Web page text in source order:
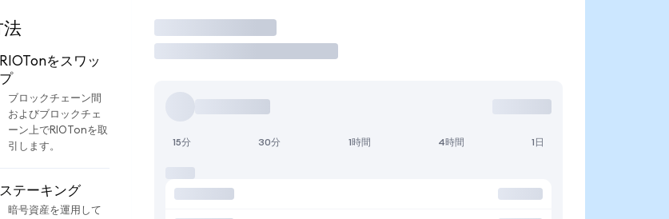
をスワッ
ブロックチェーン間
およびブロックチェ
ーン上でRIOTonを取
引します。
ステーキング
暗号資産を運用して
取引
15分 30分 1時間 4時間 1日